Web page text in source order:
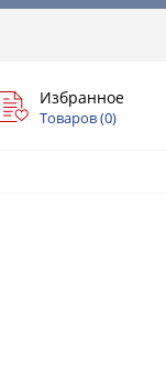
Избранное
Товаров (0)